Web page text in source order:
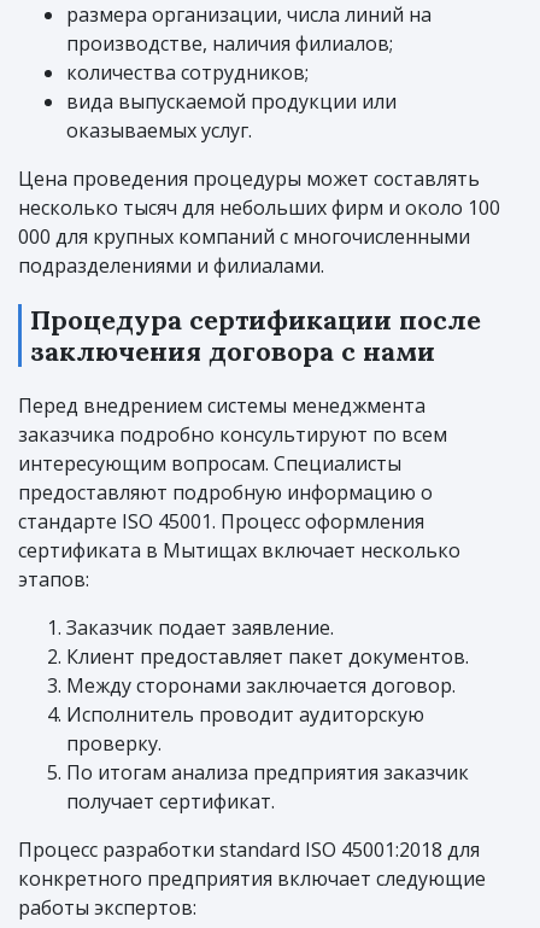
размера организации, числа линий на
производстве, наличия филиалов;
количества сотрудников;
вида выпускаемой продукции или
оказываемых услуг.
Цена проведения процедуры может составлять
несколько тысяч для небольших фирм и около 100
000 для крупных компаний с многочисленными
подразделениями и филиалами.
Процедура сертификации после
заключения договора с нами
Перед внедрением системы менеджмента
заказчика подробно консультируют по всем
интересующим вопросам. Специалисты
предоставляют подробную информацию о
стандарте ISO 45001. Процесс оформления
сертификата в Мытищах включает несколько
этапов:
Заказчик подает заявление.
Клиент предоставляет пакет документов.
Между сторонами заключается договор.
Исполнитель проводит аудиторскую
проверку.
По итогам анализа предприятия заказчик
получает сертификат.
Процесс разработки standard ISO 45001:2018 для
конкретного предприятия включает следующие
работы экспертов: